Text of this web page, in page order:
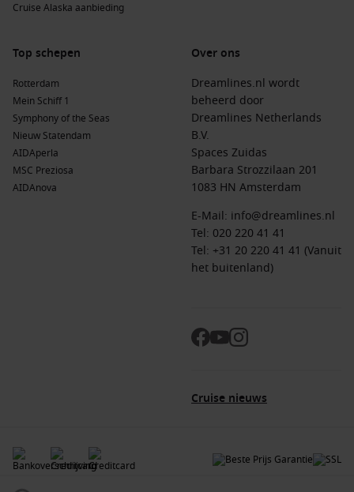
Cruise Alaska aanbieding
Top schepen
Rotterdam
Mein Schiff 1
Symphony of the Seas
Nieuw Statendam
AIDAperla
MSC Preziosa
AIDAnova
Over ons
Dreamlines.nl wordt
beheerd door
Dreamlines Netherlands
B.V.
Spaces Zuidas
Barbara Strozzilaan 201
1083 HN Amsterdam
E-Mail: info@dreamlines.nl
Tel: 020 220 41 41
Tel: +31 20 220 41 41 (Vanuit
het buitenland)
Cruise nieuws